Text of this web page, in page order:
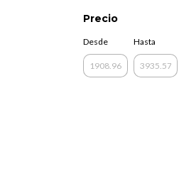
Precio
Desde Hasta